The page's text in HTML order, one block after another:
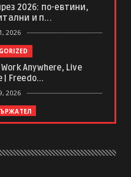
2026: по-евтини,
и п...
2026
Anywhere, Live
| Freedo...
2026
2026